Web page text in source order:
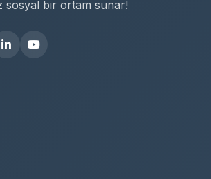
sosyal bir ortam sunar!